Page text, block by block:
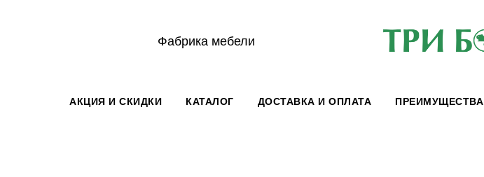
Фабрика мебели
АКЦИЯ И СКИДКИ КАТАЛОГ ДОСТАВКА И ОПЛАТА ПРЕИМУЩЕСТВА